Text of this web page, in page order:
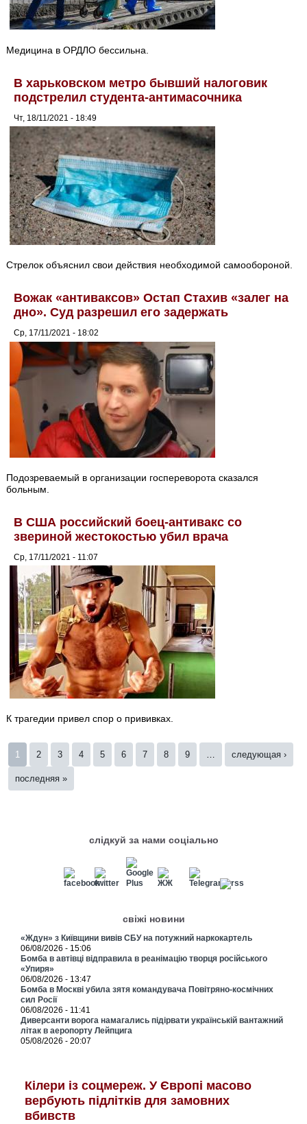
Медицина в ОРДЛО бессильна.
В харьковском метро бывший налоговик
подстрелил студента-антимасочника
Чт, 18/11/2021 - 18:49
Стрелок объяснил свои действия необходимой самообороной.
Вожак «антиваксов» Остап Стахив «залег на
дно». Суд разрешил его задержать
Ср, 17/11/2021 - 18:02
Подозреваемый в организации госпереворота сказался
больным.
В США российский боец-антивакс со
звериной жестокостью убил врача
Ср, 17/11/2021 - 11:07
К трагедии привел спор о прививках.
Страницы
1 2 3 4 5 6 7 8 9 … следующая ›
последняя »
слідкуй за нами соціально
свіжі новини
«Ждун» з Київщини вивів СБУ на потужний наркокартель
06/08/2026 - 15:06
Бомба в автівці відправила в реанімацію творця російського
«Упиря»
06/08/2026 - 13:47
Бомба в Москві убила зятя командувача Повітряно-космічних
сил Росії
06/08/2026 - 11:41
Диверсанти ворога намагались підірвати українській вантажний
літак в аеропорту Лейпцига
05/08/2026 - 20:07
Кілери із соцмереж. У Європі масово
вербують підлітків для замовних
вбивств